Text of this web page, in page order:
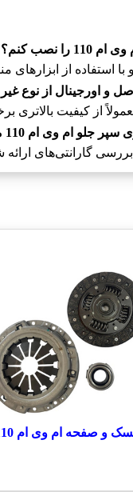
نصب کنم؟
استفاده از
از کیفیت بالاتری
ام وی ام 110 مطمئن شوم؟
گارانتی‌های
و صفحه ام وی ام 110